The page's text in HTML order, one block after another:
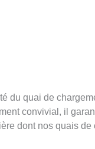
du quai de
convivial, il
dont nos quais